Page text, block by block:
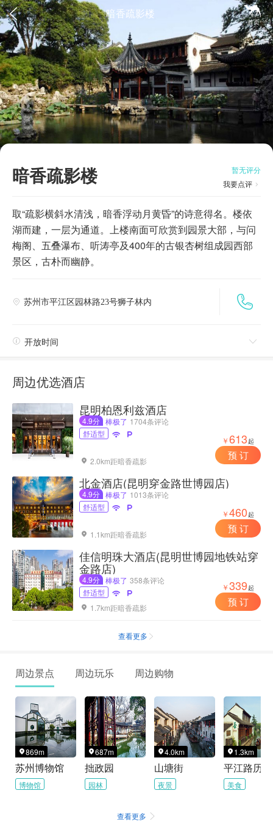
 
首页
暗香疏影楼
暗香疏影楼
暂无评分
我要点评 
取“疏影横斜水清浅，暗香浮动月黄昏”的诗意得名。楼依
湖而建，一层为通道。上楼南面可欣赏到园景大部，与问
梅阁、五叠瀑布、听涛亭及400年的古银杏树组成园西部
景区，古朴而幽静。

 苏州市平江区园林路23号狮子林内
 开放时间 
周边优选酒店
昆明柏恩利兹酒店
4.9分 棒极了 1704条评论
舒适型
 
 2.0km距暗香疏影
￥613起
预 订
北金酒店(昆明穿金路世博园店)
4.9分 棒极了 1013条评论
舒适型
 
 1.1km距暗香疏影
￥460起
预 订
佳信明珠大酒店(昆明世博园地铁站穿
金路店)
4.9分 棒极了 358条评论
舒适型


 1.7km距暗香疏影
￥339起
预 订
查看更多 
周边景点 周边玩乐 周边购物
869m
苏州博物馆
博物馆
687m
拙政园
园林
4.0km
山塘街
夜景
 1.3km
美食
查看更多 